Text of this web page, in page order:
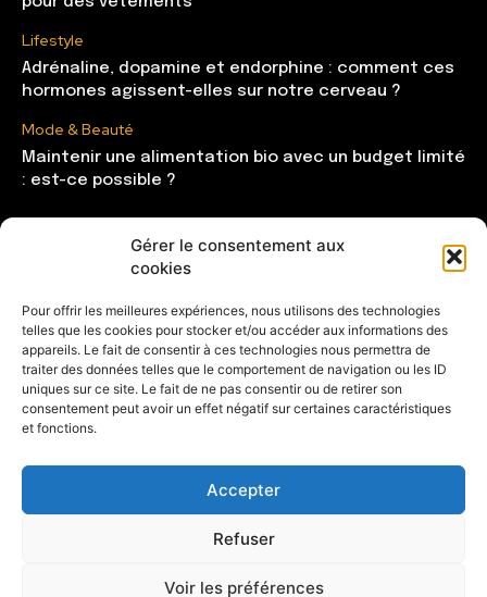
Gérer le consentement aux
cookies
Pour offrir les meilleures expériences, nous utilisons des technologies
telles que les cookies pour stocker et/ou accéder aux informations des
appareils. Le fait de consentir à ces technologies nous permettra de
traiter des données telles que le comportement de navigation ou les ID
uniques sur ce site. Le fait de ne pas consentir ou de retirer son
consentement peut avoir un effet négatif sur certaines caractéristiques
et fonctions.
Accepter
Refuser
Voir les préférences
Lifestyle
Adrénaline, dopamine et endorphine : comment ces
hormones agissent-elles sur notre cerveau ?
Mode & Beauté
Maintenir une alimentation bio avec un budget limité
: est-ce possible ?
Mode & Beauté
Lifestyle
104
Maison
85
Shopping
Entrepreneuse